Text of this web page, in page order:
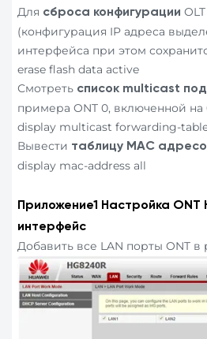
Для сброса конфигурации
(конфигурация IP адреса
интерфейса при этом
erase flash data active
Смотреть список multicast
примера ONT 0, включенной
display multicast forwarding-
Вывести таблицу МАС
display mac-address all
Приложение1 Настройка ONT
интерфейс
Добавить все LAN порты ONT